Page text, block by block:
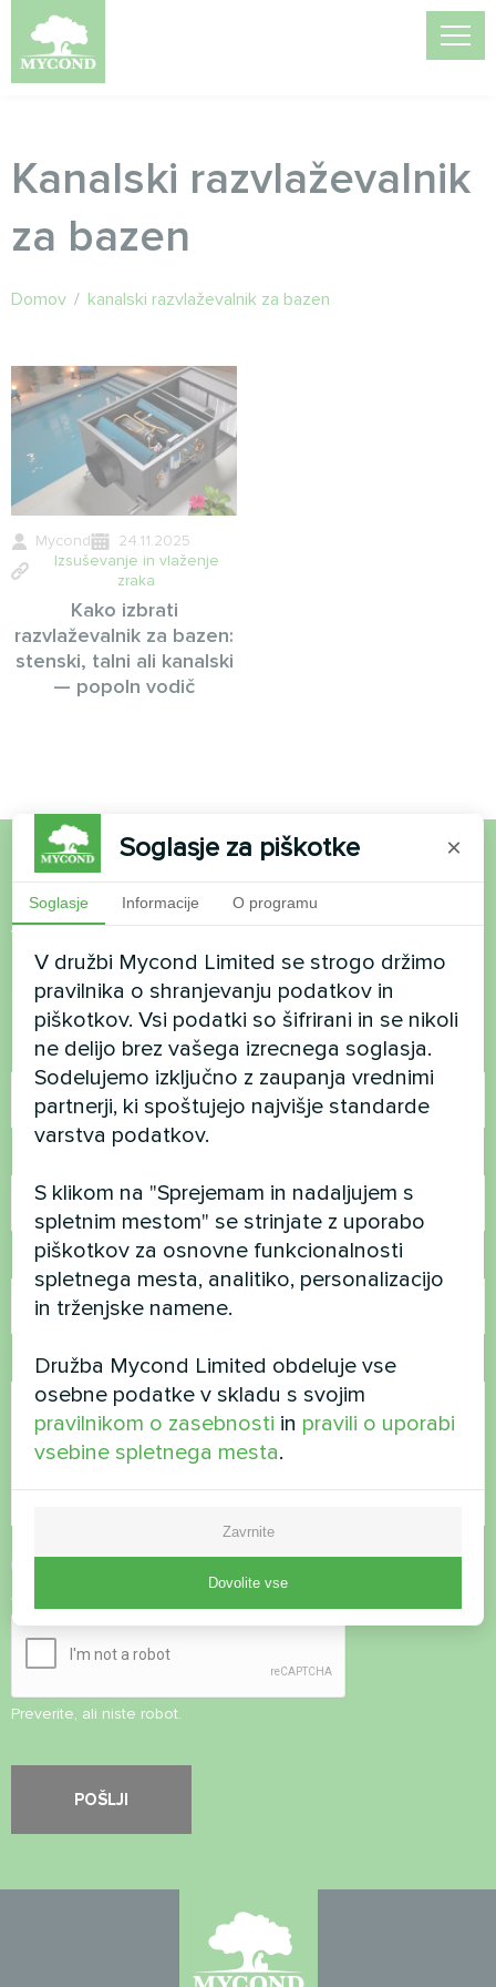
Kanalski razvlaževalnik
za bazen
Domov / kanalski razvlaževalnik za bazen
Mycond
24.11.2025
Izsuševanje in vlaženje
zraka
Kako izbrati
razvlaževalnik za bazen:
stenski, talni ali kanalski
— popoln vodič
Želite kupiti ali imate
vprašanja?
Stopite v stik z nami in pomagali vam bomo
Ime
E-pošta
Komentar
Sprejmitepravilnik o zasebnosti
Varnostni pregled
Preverite, ali niste robot.
Soglasje za piškotke ×
Soglasje Informacije O programu
V družbi Mycond Limited se strogo držimo
pravilnika o shranjevanju podatkov in
piškotkov. Vsi podatki so šifrirani in se nikoli
ne delijo brez vašega izrecnega soglasja.
Sodelujemo izključno z zaupanja vrednimi
partnerji, ki spoštujejo najvišje standarde
varstva podatkov.
S klikom na "Sprejemam in nadaljujem s
spletnim mestom" se strinjate z uporabo
piškotkov za osnovne funkcionalnosti
spletnega mesta, analitiko, personalizacijo
in trženjske namene.
Družba Mycond Limited obdeluje vse
osebne podatke v skladu s svojim
pravilnikom o zasebnosti in pravili o uporabi
vsebine spletnega mesta.
Zavrnite
Dovolite vse